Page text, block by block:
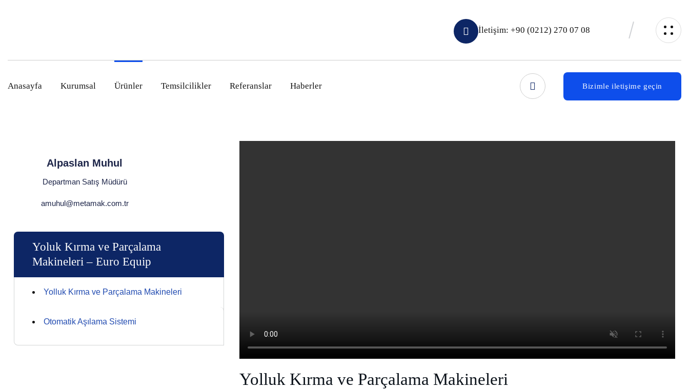
İletişim: +90 (0212) 270 07 08
Anasayfa Kurumsal Ürünler Temsilcilikler Referanslar Haberler Bizimle iletişime geçin
Alpaslan Muhul
Departman Satış Müdürü
amuhul@metamak.com.tr
Yoluk Kırma ve Parçalama
Makineleri – Euro Equip
Yolluk Kırma ve Parçalama Makineleri
Otomatik Aşılama Sistemi
Yolluk Kırma ve Parçalama Makineleri